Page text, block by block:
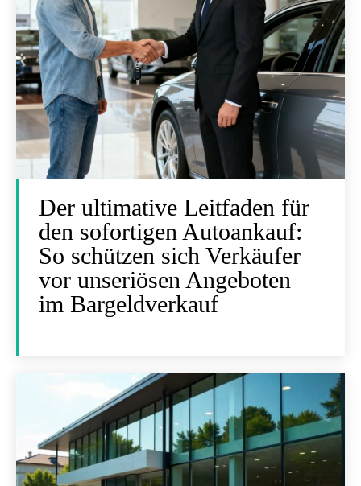
Der ultimative Leitfaden für
den sofortigen Autoankauf:
So schützen sich Verkäufer
vor unseriösen Angeboten
im Bargeldverkauf